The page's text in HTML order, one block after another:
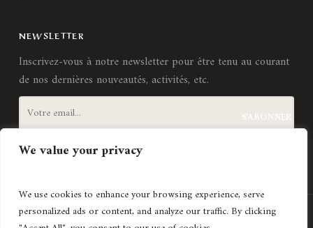
We value your privacy
We use cookies to enhance your browsing experience, serve
personalized ads or content, and analyze our traffic. By clicking
NEWSLETTER
Inscrivez-vous à notre newsletter pour être tenu au courant
de nos dernières nouveautés, activités, etc.
J'accepte lestermes et conditions